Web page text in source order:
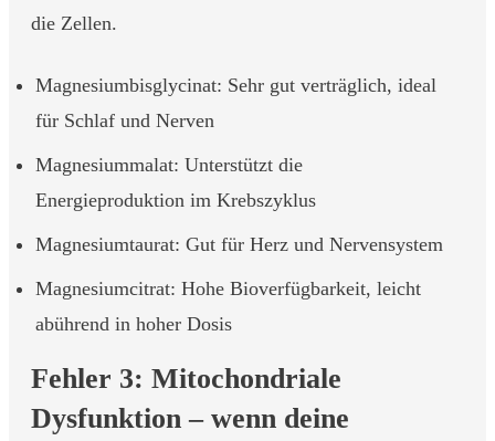
die Zellen.
Magnesiumbisglycinat: Sehr gut verträglich, ideal
für Schlaf und Nerven
Magnesiummalat: Unterstützt die
Energieproduktion im Krebszyklus
Magnesiumtaurat: Gut für Herz und Nervensystem
Magnesiumcitrat: Hohe Bioverfügbarkeit, leicht
abührend in hoher Dosis
Fehler 3: Mitochondriale
Dysfunktion – wenn deine